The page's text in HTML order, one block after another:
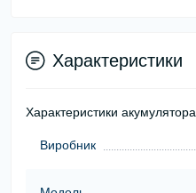
Характеристики
Характеристики акумулятора
Виробник